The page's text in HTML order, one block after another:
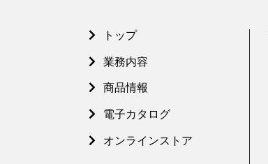
トップ
業務内容
商品情報
電子カタログ
オンラインストア